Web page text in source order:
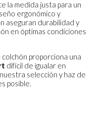
la medida justa para un
ergonómico y
aseguran durabilidad y
en óptimas condiciones
colchón proporciona una
difícil de igualar en
selección y haz de
posible.